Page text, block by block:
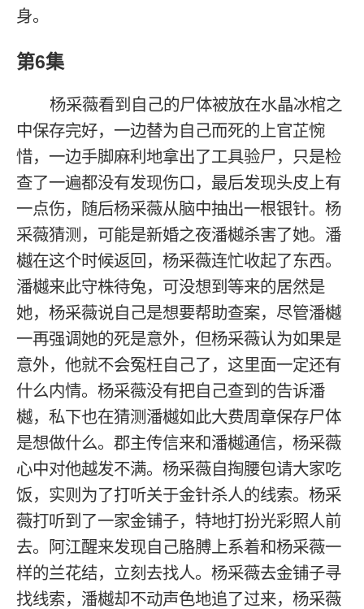
身。
第6集
杨采薇看到自己的尸体被放在水晶冰棺之
中保存完好，一边替为自己而死的上官芷惋
惜，一边手脚麻利地拿出了工具验尸，只是检
查了一遍都没有发现伤口，最后发现头皮上有
一点伤，随后杨采薇从脑中抽出一根银针。杨
采薇猜测，可能是新婚之夜潘樾杀害了她。潘
樾在这个时候返回，杨采薇连忙收起了东西。
潘樾来此守株待兔，可没想到等来的居然是
她，杨采薇说自己是想要帮助查案，尽管潘樾
一再强调她的死是意外，但杨采薇认为如果是
意外，他就不会冤枉自己了，这里面一定还有
什么内情。杨采薇没有把自己查到的告诉潘
樾，私下也在猜测潘樾如此大费周章保存尸体
是想做什么。郡主传信来和潘樾通信，杨采薇
心中对他越发不满。杨采薇自掏腰包请大家吃
饭，实则为了打听关于金针杀人的线索。杨采
薇打听到了一家金铺子，特地打扮光彩照人前
去。阿江醒来发现自己胳膊上系着和杨采薇一
样的兰花结，立刻去找人。杨采薇去金铺子寻
找线索，潘樾却不动声色地追了过来，杨采薇